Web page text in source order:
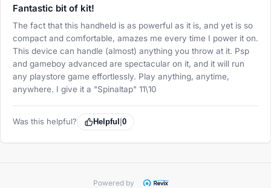
Fantastic bit of kit!
The fact that this handheld is as powerful as it is, and yet is so
compact and comfortable, amazes me every time I power it on.
This device can handle (almost) anything you throw at it. Psp
and gameboy advanced are spectacular on it, and it will run
any playstore game effortlessly. Play anything, anytime,
anywhere. I give it a "Spinaltap" 11\10
Was this helpful? Helpful 0
Powered by